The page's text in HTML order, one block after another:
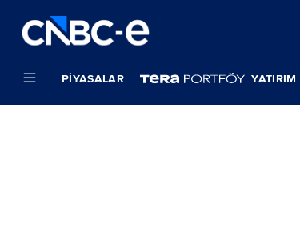
PIYASALAR YATIRIM